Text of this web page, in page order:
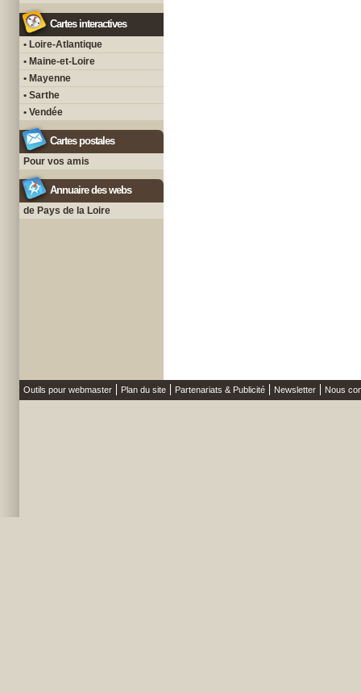
Cartes interactives
• Loire-Atlantique
• Maine-et-Loire
• Mayenne
• Sarthe
• Vendée
Cartes postales
Pour vos amis
Annuaire des webs
de Pays de la Loire
Outils pour webmaster Plan du site Partenariats & Publicité Newsletter Nous